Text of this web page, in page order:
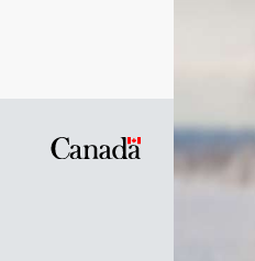
Symbole